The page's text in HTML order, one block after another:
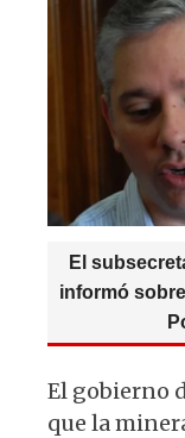
El
informó
El gobierno
que la